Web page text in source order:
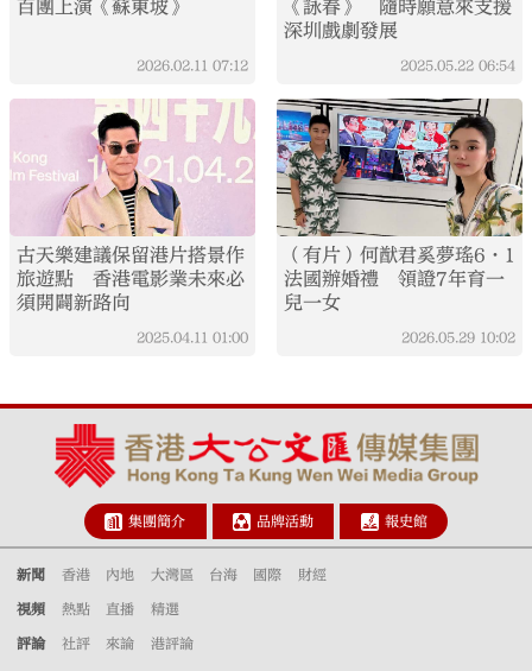
百團上演《蘇東坡》
2026.02.11 07:12
《詠春》 隨時願意來支援
深圳戲劇發展
2025.05.22 06:54
古天樂建議保留港片搭景作
旅遊點 香港電影業未來必
須開闢新路向
2025.04.11 01:00
（有片）何猷君奚夢瑤6·1
法國辦婚禮 領證7年育一
兒一女
2026.05.29 10:02
集團簡介 品牌活動 報史館
新聞 香港 內地 大灣區 台海 國際 財經
視頻 熱點 直播 精選
評論 社評 來論 港評論